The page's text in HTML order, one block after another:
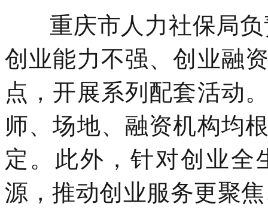
重庆市人力社保局
创业能力不强、创业融
点，开展系列配套活动
师、场地、融资机构均
定。此外，针对创业
源，推动创业服务更聚